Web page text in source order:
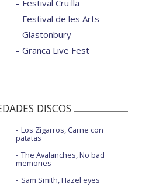
Festival Cruïlla
Festival de les Arts
Glastonbury
Granca Live Fest
DISCOS
Los Zigarros, Carne con
patatas
The Avalanches, No bad
memories
Sam Smith, Hazel eyes